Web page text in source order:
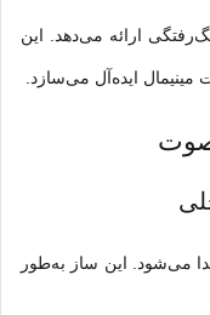
ارائه می‌دهد. این
ایده‌آل می‌سازد.
می‌شود. این ساز به‌طور